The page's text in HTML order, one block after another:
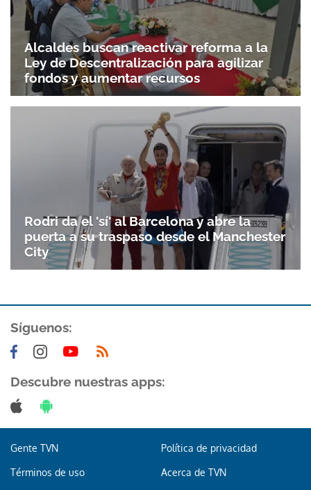
Gracias por suscribirte a nuestro boletín.
ACEPTAR
Alcaldes buscan reactivar reforma a la
Ley de Descentralización para agilizar
fondos y aumentar recursos
Rodri da el 'sí' al Barcelona y abre la
puerta a su traspaso desde el Manchester
City
Síguenos:
Descubre nuestras apps:
Gente TVN Política de privacidad
Términos de uso Acerca de TVN